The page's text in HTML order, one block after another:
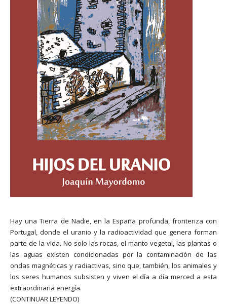
Hay una Tierra de Nadie, en la España profunda, fronteriza con
Portugal, donde el uranio y la radioactividad que genera forman
parte de la vida. No solo las rocas, el manto vegetal, las plantas o
las aguas existen condicionadas por la contaminación de las
ondas magnéticas y radiactivas, sino que, también, los animales y
los seres humanos subsisten y viven el día a día merced a esta
extraordinaria energía.
(CONTINUAR LEYENDO)